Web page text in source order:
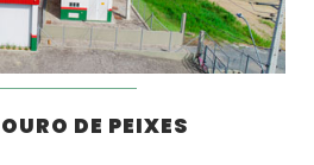
DE PEIXES